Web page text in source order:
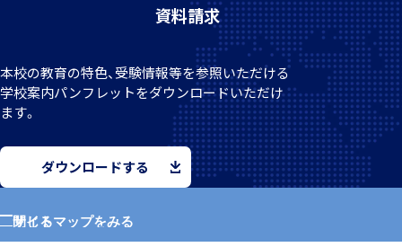
資料請求
本校の教育の特色、受験情報等を参照いただける
学校案内パンフレットをダウンロードいただけ
ます。
ダウンロードする
サイトマップをみる
閉じる
海外からの留学生受け入れ